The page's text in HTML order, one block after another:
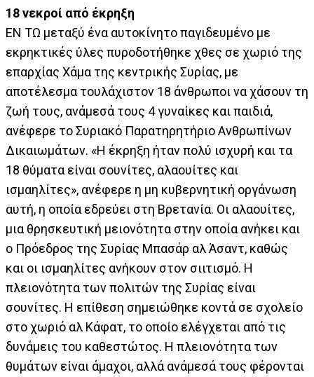
18 νεκροί από έκρηξη
ΕΝ ΤΩ μεταξύ ένα αυτοκίνητο παγιδευμένο με
εκρηκτικές ύλες πυροδοτήθηκε χθες σε χωριό της
επαρχίας Χάμα της κεντρικής Συρίας, με
αποτέλεσμα τουλάχιστον 18 άνθρωποι να χάσουν τη
ζωή τους, ανάμεσά τους 4 γυναίκες και παιδιά,
ανέφερε το Συριακό Παρατηρητήριο Ανθρωπίνων
Δικαιωμάτων. «Η έκρηξη ήταν πολύ ισχυρή και τα
18 θύματα είναι σουνίτες, αλαουίτες και
ισμαηλίτες», ανέφερε η μη κυβερνητική οργάνωση
αυτή, η οποία εδρεύει στη Βρετανία. Οι αλαουίτες,
μια θρησκευτική μειονότητα στην οποία ανήκει και
ο Πρόεδρος της Συρίας Μπασάρ αλ Άσαντ, καθώς
και οι ισμαηλίτες ανήκουν στον σιιτισμό. Η
πλειονότητα των πολιτών της Συρίας είναι
σουνίτες. Η επίθεση σημειώθηκε κοντά σε σχολείο
στο χωριό αλ Κάφατ, το οποίο ελέγχεται από τις
δυνάμεις του καθεστώτος. Η πλειονότητα των
θυμάτων είναι άμαχοι, αλλά ανάμεσά τους φέρονται